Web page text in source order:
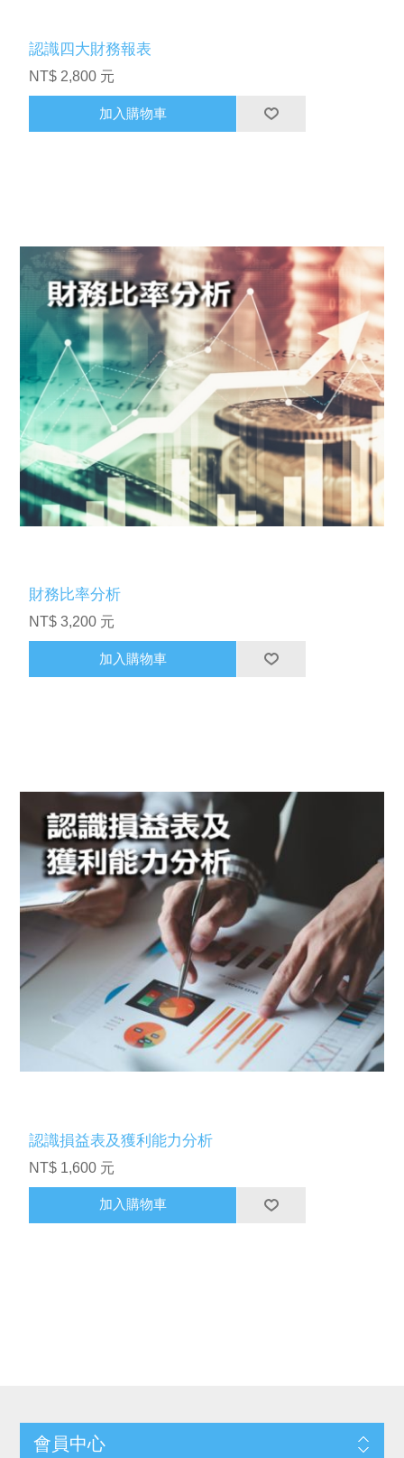
認識四大財務報表
NT$ 2,800 元
加入購物車
財務比率分析
NT$ 3,200 元
加入購物車
認識損益表及獲利能力分析
NT$ 1,600 元
加入購物車
會員中心